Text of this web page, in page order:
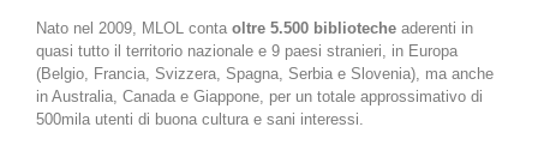
Nato nel 2009, MLOL conta oltre 5.500 biblioteche aderenti in
quasi tutto il territorio nazionale e 9 paesi stranieri, in Europa
(Belgio, Francia, Svizzera, Spagna, Serbia e Slovenia), ma anche
in Australia, Canada e Giappone, per un totale approssimativo di
500mila utenti di buona cultura e sani interessi.